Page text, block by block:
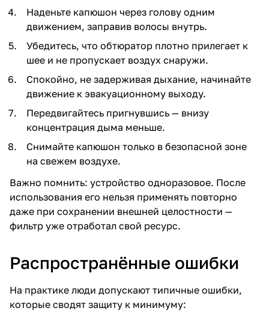
Наденьте капюшон через голову одним
движением, заправив волосы внутрь.
Убедитесь, что обтюратор плотно прилегает к
шее и не пропускает воздух снаружи.
Спокойно, не задерживая дыхание, начинайте
движение к эвакуационному выходу.
Передвигайтесь пригнувшись — внизу
концентрация дыма меньше.
Снимайте капюшон только в безопасной зоне
на свежем воздухе.
Важно помнить: устройство одноразовое. После
использования его нельзя применять повторно
даже при сохранении внешней целостности —
фильтр уже отработал свой ресурс.
Распространённые ошибки
На практике люди допускают типичные ошибки,
которые сводят защиту к минимуму: